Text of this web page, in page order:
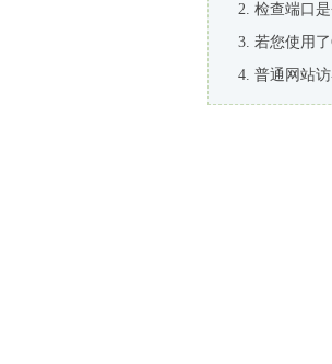
检查端口是
若您使用
普通网站